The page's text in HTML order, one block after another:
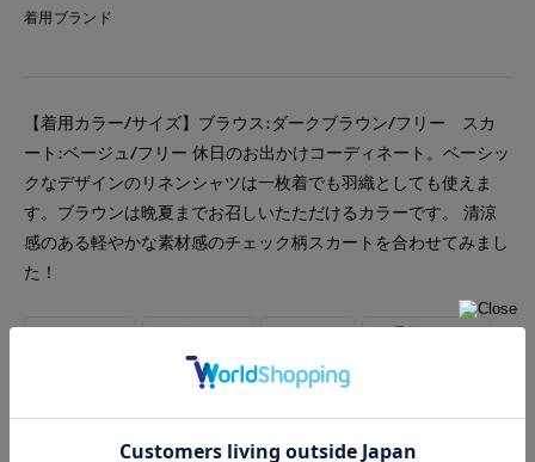
着用ブランド
【着用カラー/サイズ】ブラウス:ダークブラウン/フリー スカ
ート:ベージュ/フリー 休日のお出かけコーディネート。ベーシッ
クなデザインのリネンシャツは一枚着でも羽織としても使えま
す。ブラウンは晩夏までお召しいたただけるカラーです。 清涼
感のある軽やかな素材感のチェック柄スカートを合わせてみまし
た！
#スカート #ブラウス #シャツ #通勤・仕事
#オフィスカジュアル #休日 #女子会
#ウォッシャブル #リネン #チェック